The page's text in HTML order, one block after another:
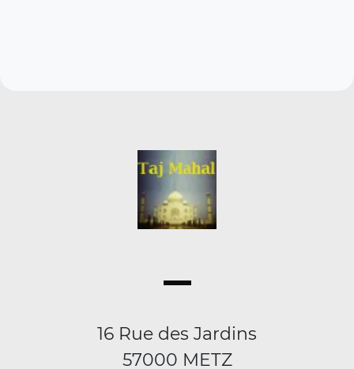
16 Rue des Jardins
57000 METZ